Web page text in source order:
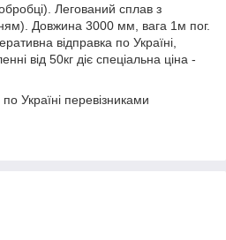
Легований сплав з
Довжина 3000 мм, вага 1м пог.
відправка по Україні,
від 50кг діє спеціальна ціна -
Україні перевізниками